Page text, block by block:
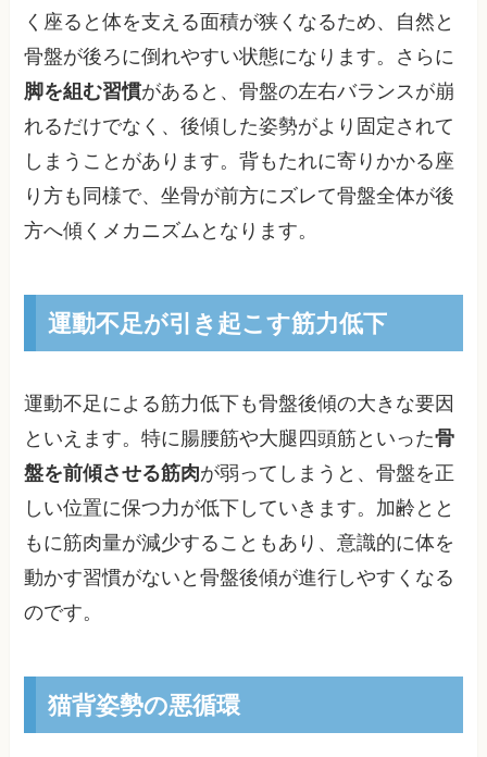
く座ると体を支える面積が狭くなるため、自然と
骨盤が後ろに倒れやすい状態になります。さらに
脚を組む習慣があると、骨盤の左右バランスが崩
れるだけでなく、後傾した姿勢がより固定されて
しまうことがあります。背もたれに寄りかかる座
り方も同様で、坐骨が前方にズレて骨盤全体が後
方へ傾くメカニズムとなります。
運動不足が引き起こす筋力低下
運動不足による筋力低下も骨盤後傾の大きな要因
といえます。特に腸腰筋や大腿四頭筋といった骨
盤を前傾させる筋肉が弱ってしまうと、骨盤を正
しい位置に保つ力が低下していきます。加齢とと
もに筋肉量が減少することもあり、意識的に体を
動かす習慣がないと骨盤後傾が進行しやすくなる
のです。
猫背姿勢の悪循環